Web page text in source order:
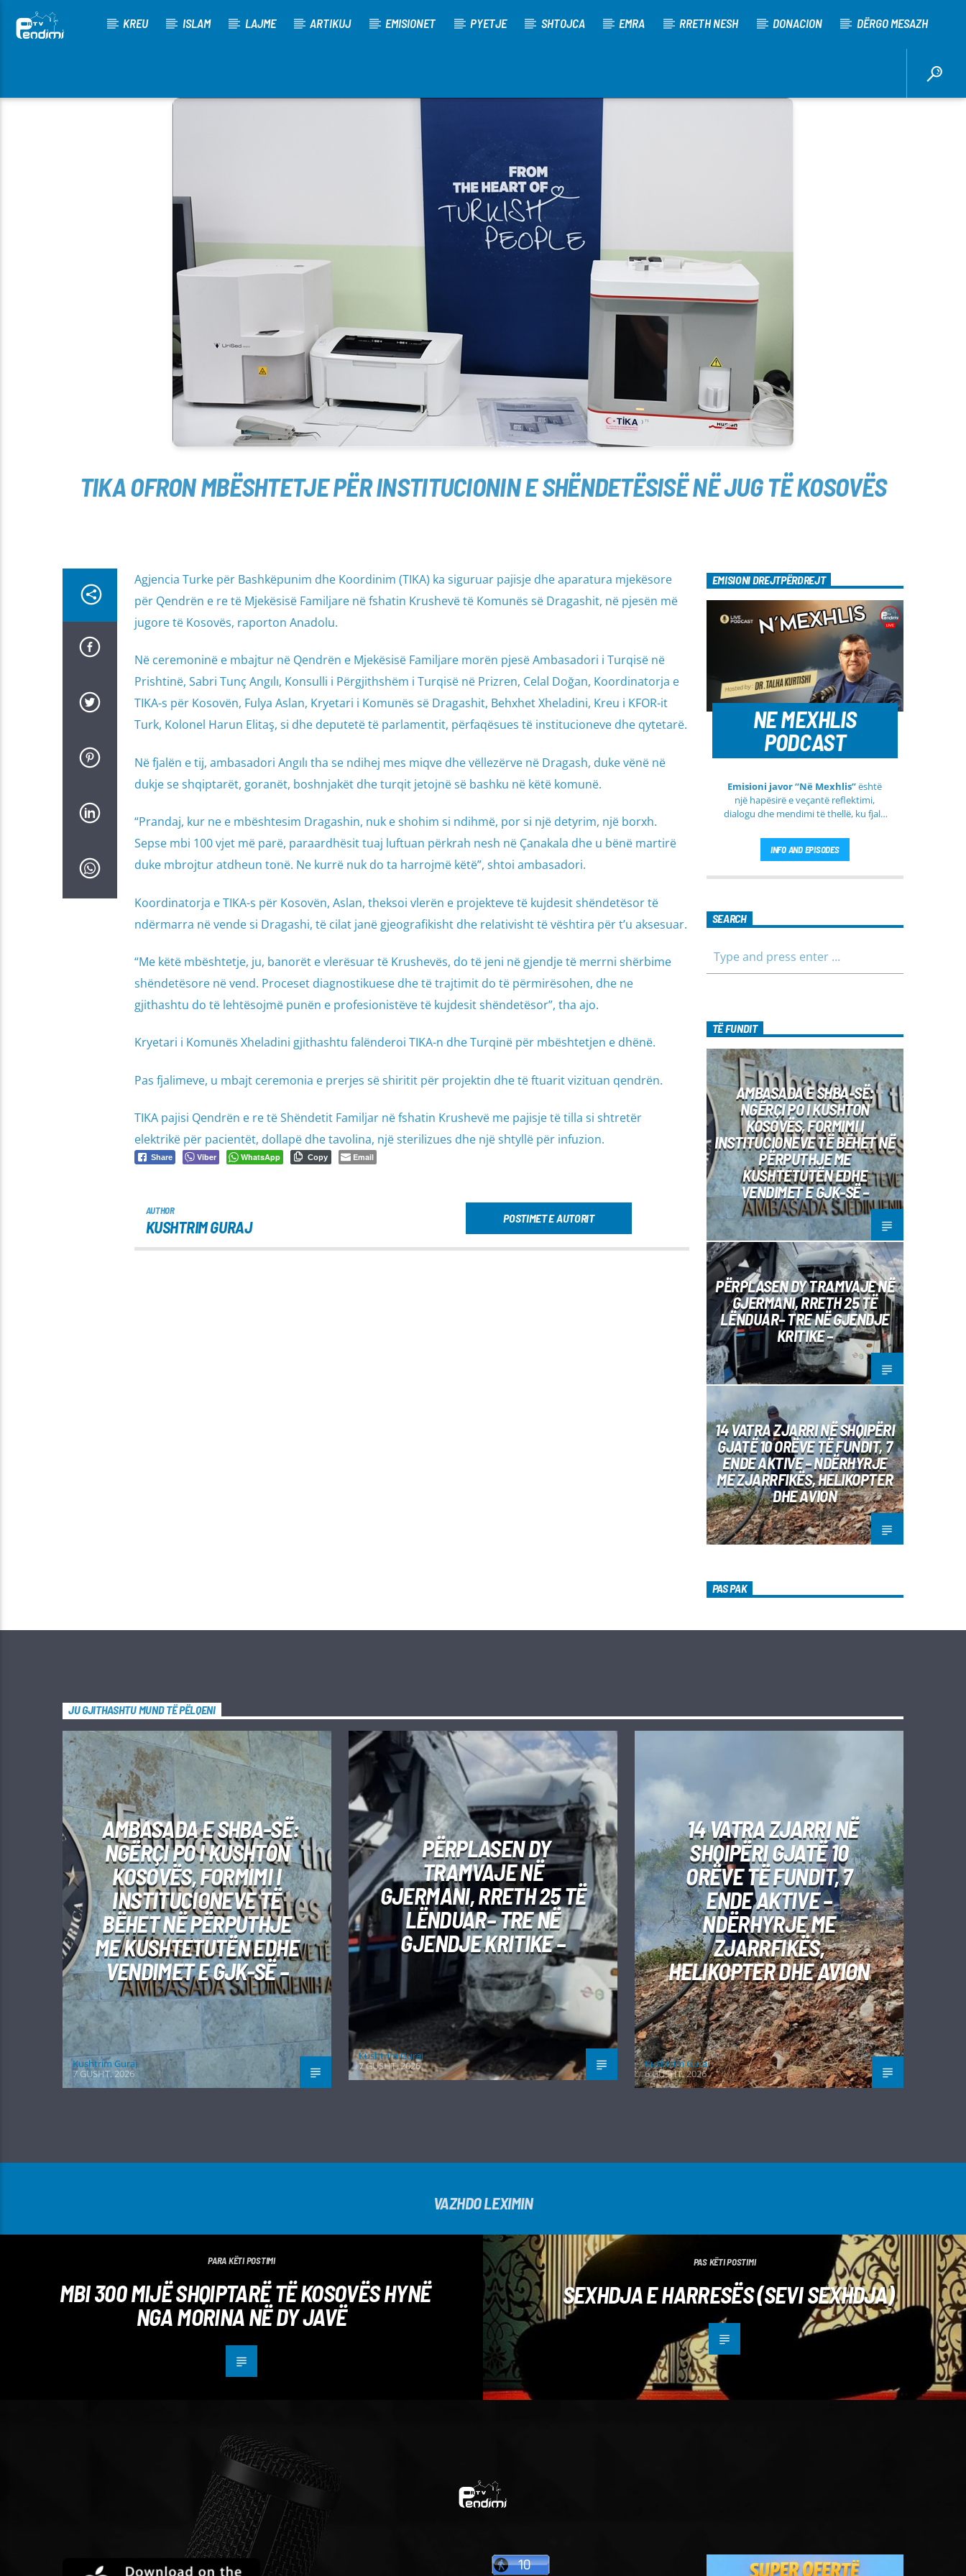
KREU ISLAM LAJME ARTIKUJ EMISIONET PYETJE SHTOJCA EMRA RRETH NESH DONACION DËRGO MESAZH
[There are no radio stations in the database]
TIKA OFRON MBËSHTETJE PËR INSTITUCIONIN E SHËNDETËSISË NË JUG TË KOSOVËS
Agjencia Turke për Bashkëpunim dhe Koordinim (TIKA) ka siguruar pajisje dhe aparatura mjekësore
për Qendrën e re të Mjekësisë Familjare në fshatin Krushevë të Komunës së Dragashit, në pjesën më
jugore të Kosovës, raporton Anadolu.
Në ceremoninë e mbajtur në Qendrën e Mjekësisë Familjare morën pjesë Ambasadori i Turqisë në
Prishtinë, Sabri Tunç Angılı, Konsulli i Përgjithshëm i Turqisë në Prizren, Celal Doğan, Koordinatorja e
TIKA-s për Kosovën, Fulya Aslan, Kryetari i Komunës së Dragashit, Behxhet Xheladini, Kreu i KFOR-it
Turk, Kolonel Harun Elitaş, si dhe deputetë të parlamentit, përfaqësues të institucioneve dhe qytetarë.
Në fjalën e tij, ambasadori Angılı tha se ndihej mes miqve dhe vëllezërve në Dragash, duke vënë në
dukje se shqiptarët, goranët, boshnjakët dhe turqit jetojnë së bashku në këtë komunë.
“Prandaj, kur ne e mbështesim Dragashin, nuk e shohim si ndihmë, por si një detyrim, një borxh.
Sepse mbi 100 vjet më parë, paraardhësit tuaj luftuan përkrah nesh në Çanakala dhe u bënë martirë
duke mbrojtur atdheun tonë. Ne kurrë nuk do ta harrojmë këtë”, shtoi ambasadori.
Koordinatorja e TIKA-s për Kosovën, Aslan, theksoi vlerën e projekteve të kujdesit shëndetësor të
ndërmarra në vende si Dragashi, të cilat janë gjeografikisht dhe relativisht të vështira për t’u aksesuar.
“Me këtë mbështetje, ju, banorët e vlerësuar të Krushevës, do të jeni në gjendje të merrni shërbime
shëndetësore në vend. Proceset diagnostikuese dhe të trajtimit do të përmirësohen, dhe ne
gjithashtu do të lehtësojmë punën e profesionistëve të kujdesit shëndetësor”, tha ajo.
Kryetari i Komunës Xheladini gjithashtu falënderoi TIKA-n dhe Turqinë për mbështetjen e dhënë.
Pas fjalimeve, u mbajt ceremonia e prerjes së shiritit për projektin dhe të ftuarit vizituan qendrën.
TIKA pajisi Qendrën e re të Shëndetit Familjar në fshatin Krushevë me pajisje të tilla si shtretër
elektrikë për pacientët, dollapë dhe tavolina, një sterilizues dhe një shtyllë për infuzion.
Share Viber WhatsApp Copy Email
AUTHOR
KUSHTRIM GURAJ POSTIMET E AUTORIT
EMISIONI DREJTPËRDREJT
NE MEXHLIS
PODCAST
Emisioni javor “Në Mexhlis”është
një hapësirë e veçantë reflektimi,
dialogu dhe mendimi të thellë, ku fjala
kuptim të veçantë. Ky emision
transmetohetdrejtpërdrejt çdo të
formë komunikimi të hapur, të qetë
INFO AND EPISODES
SEARCH
TË FUNDIT
AMBASADA E SHBA-SË:
NGËRÇI PO I KUSHTON
KOSOVËS, FORMIMI I
INSTITUCIONEVE TË BËHET NË
PËRPUTHJE ME
KUSHTETUTËN EDHE
VENDIMET E GJK-SË –
PËRPLASEN DY TRAMVAJE NË
GJERMANI, RRETH 25 TË
LËNDUAR– TRE NË GJENDJE
KRITIKE –
14 VATRA ZJARRI NË SHQIPËRI
GJATË 10 ORËVE TË FUNDIT, 7
ENDE AKTIVE – NDËRHYRJE
ME ZJARRFIKËS, HELIKOPTER
DHE AVION
PAS PAK
JU GJITHASHTU MUND TË PËLQENI
AMBASADA E SHBA-SË:
NGËRÇI PO I KUSHTON
KOSOVËS, FORMIMI I
INSTITUCIONEVE TË
BËHET NË PËRPUTHJE
ME KUSHTETUTËN EDHE
VENDIMET E GJK-SË –
Kushtrim Guraj
7 GUSHT, 2026
PËRPLASEN DY
TRAMVAJE NË
GJERMANI, RRETH 25 TË
LËNDUAR– TRE NË
GJENDJE KRITIKE –
Kushtrim Guraj
7 GUSHT, 2026
14 VATRA ZJARRI NË
SHQIPËRI GJATË 10
ORËVE TË FUNDIT, 7
ENDE AKTIVE –
NDËRHYRJE ME
ZJARRFIKËS,
HELIKOPTER DHE AVION
Kushtrim Guraj
6 GUSHT, 2026
VAZHDO LEXIMIN
PARA KËTI POSTIMI
MBI 300 MIJË SHQIPTARË TË KOSOVËS HYNË
NGA MORINA NË DY JAVË
PAS KËTI POSTIMI
SEXHDJA E HARRESËS (SEVI SEXHDJA)